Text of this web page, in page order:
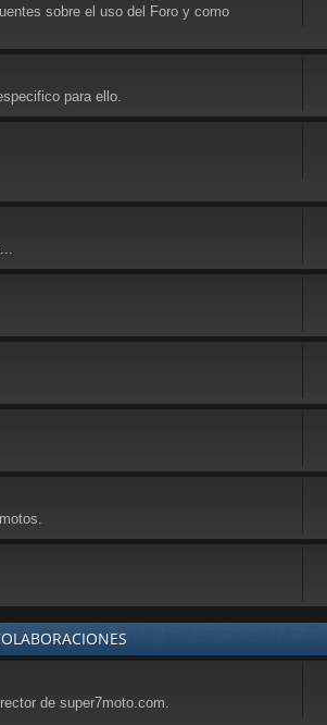
sobre el uso del Foro y como
para ello.
de super7moto.com.